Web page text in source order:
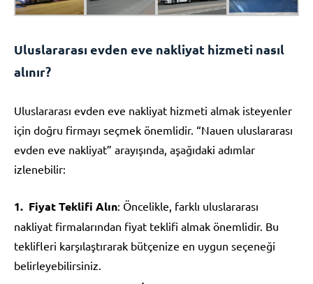
Uluslararası evden eve nakliyat hizmeti nasıl
alınır?
Uluslararası evden eve nakliyat hizmeti almak isteyenler
için doğru firmayı seçmek önemlidir. “Nauen uluslararası
evden eve nakliyat” arayışında, aşağıdaki adımlar
izlenebilir:
Fiyat Teklifi Alın: Öncelikle, farklı uluslararası
nakliyat firmalarından fiyat teklifi almak önemlidir. Bu
teklifleri karşılaştırarak bütçenize en uygun seçeneği
belirleyebilirsiniz.